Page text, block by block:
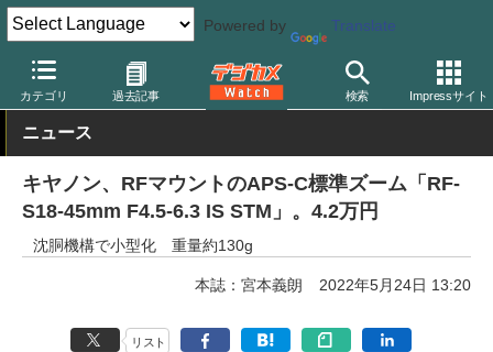
Powered by Translate
カテゴリ 過去記事 検索 Impressサイト
デジカメ Watch レンズ 交換レンズ キヤノン
ニュース
キヤノン、RFマウントのAPS-C標準ズーム「RF-
S18-45mm F4.5-6.3 IS STM」。4.2万円
沈胴機構で小型化 重量約130g
本誌：宮本義朗 2022年5月24日 13:20
リスト